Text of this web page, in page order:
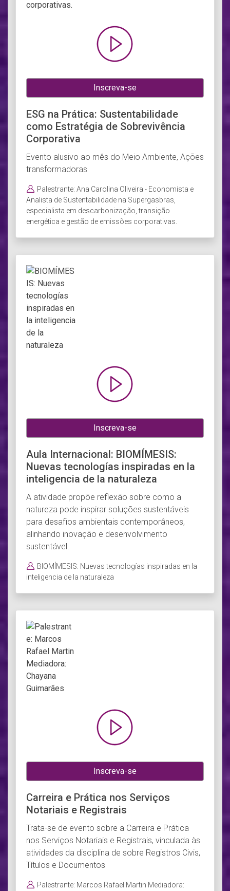
Inscreva-se
ESG na Prática: Sustentabilidade
como Estratégia de Sobrevivência
Corporativa
Evento alusivo ao mês do Meio Ambiente, Ações
transformadoras
Palestrante: Ana Carolina Oliveira - Economista e
Analista de Sustentabilidade na Supergasbras,
especialista em descarbonização, transição
energética e gestão de emissões corporativas.
Inscreva-se
Aula Internacional: BIOMÍMESIS:
Nuevas tecnologías inspiradas en la
inteligencia de la naturaleza
A atividade propõe reflexão sobre como a
natureza pode inspirar soluções sustentáveis
para desafios ambientais contemporâneos,
alinhando inovação e desenvolvimento
sustentável.
BIOMÍMESIS: Nuevas tecnologías inspiradas en la
inteligencia de la naturaleza
Inscreva-se
Carreira e Prática nos Serviços
Notariais e Registrais
Trata-se de evento sobre a Carreira e Prática
nos Serviços Notariais e Registrais, vinculada às
atividades da disciplina de sobre Registros Civis,
Títulos e Documentos
Palestrante: Marcos Rafael Martin Mediadora: